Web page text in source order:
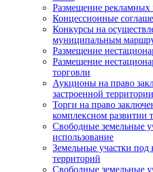
Размещение рекламных
Концессионные
Конкурсы на
муниципальным
Размещение
Размещение
торговли
Аукционы на право
застроенной территории
Торги на право
комплексном развитии
Свободные земельные
использование
Земельные участки под
территорий
Свободные земельные